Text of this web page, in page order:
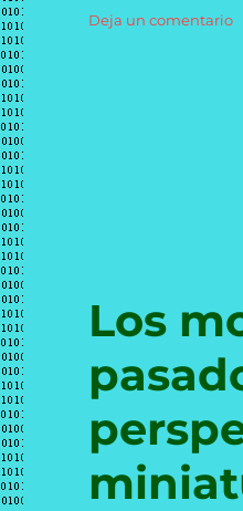
Deja un comentarioen
Los